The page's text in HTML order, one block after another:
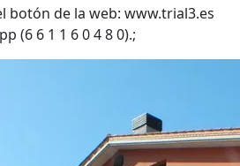
botón de la web: www.trial3.es
(6 6 1 1 6 0 4 8 0).;